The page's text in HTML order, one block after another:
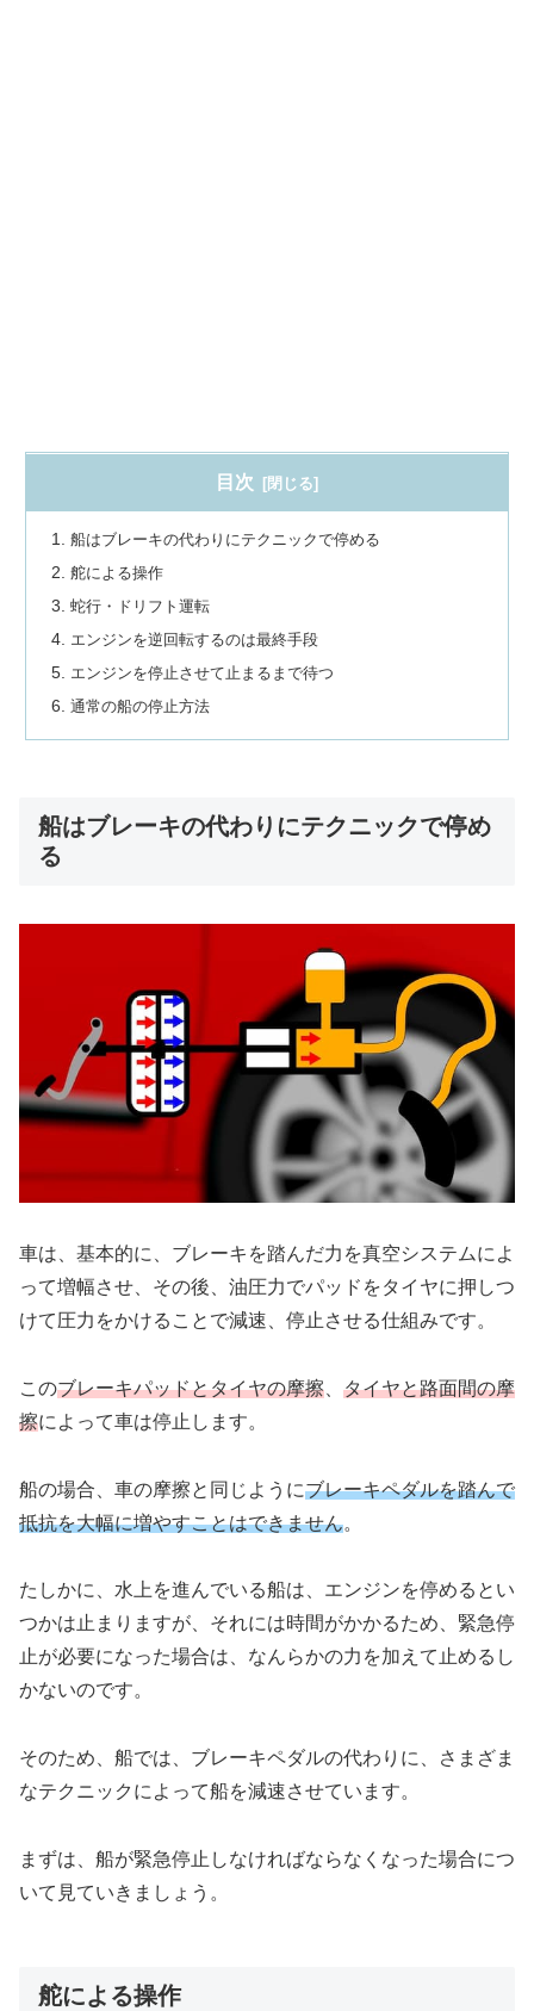
目次
船はブレーキの代わりにテクニックで停める
舵による操作
蛇行・ドリフト運転
エンジンを逆回転するのは最終手段
エンジンを停止させて止まるまで待つ
通常の船の停止方法
船はブレーキの代わりにテクニックで停め
る
車は、基本的に、ブレーキを踏んだ力を真空システムによ
って増幅させ、その後、油圧力でパッドをタイヤに押しつ
けて圧力をかけることで減速、停止させる仕組みです。
このブレーキパッドとタイヤの摩擦
タイヤと路面間の摩
擦によって車は停止します。
船の場合、車の摩擦と同じようにブレーキペダルを踏んで
抵抗を大幅に増やすことはできません。
たしかに、水上を進んでいる船は、エンジンを停めるとい
つかは止まりますが、それには時間がかかるため、緊急停
止が必要になった場合は、なんらかの力を加えて止めるし
かないのです。
そのため、船では、ブレーキペダルの代わりに、さまざま
なテクニックによって船を減速させています。
まずは、船が緊急停止しなければならなくなった場合につ
いて見ていきましょう。
舵による操作